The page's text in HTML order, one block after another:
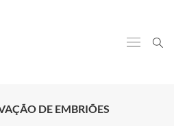
DE EMBRIÕES